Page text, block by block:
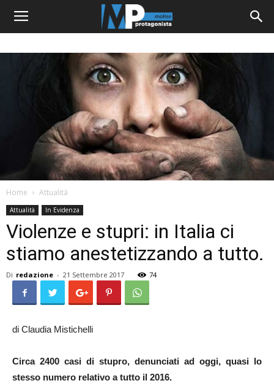
Home Attualità
Attualità In Evidenza
Violenze e stupri: in Italia ci
stiamo anestetizzando a tutto.
Di redazione - 21 Settembre 2017 74
di Claudia Mistichelli
Circa 2400 casi di stupro, denunciati ad oggi, quasi lo
stesso numero relativo a tutto il 2016.